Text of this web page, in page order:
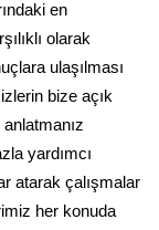
en
olarak
ulaşılması
bize açık
yardımcı
atarak çalışmalar
her konuda